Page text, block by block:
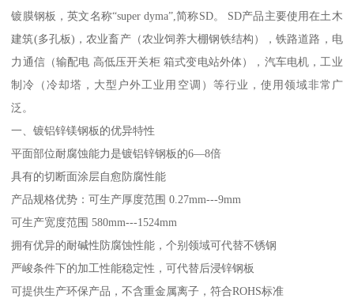
镀膜钢板，英文名称“super dyma”,简称SD。 SD产品主要使用在土木
建筑(多孔板)，农业畜产（农业饲养大棚钢铁结构），铁路道路，电
力通信（输配电 高低压开关柜 箱式变电站外体），汽车电机，工业
制冷（冷却塔，大型户外工业用空调）等行业，使用领域非常广
泛。
一、镀铝锌镁钢板的优异特性
平面部位耐腐蚀能力是镀铝锌钢板的6—8倍
具有的切断面涂层自愈防腐性能
产品规格优势：可生产厚度范围 0.27mm---9mm
可生产宽度范围 580mm---1524mm
拥有优异的耐碱性防腐蚀性能，个别领域可代替不锈钢
严峻条件下的加工性能稳定性，可代替后浸锌钢板
可提供生产环保产品，不含重金属离子，符合ROHS标准